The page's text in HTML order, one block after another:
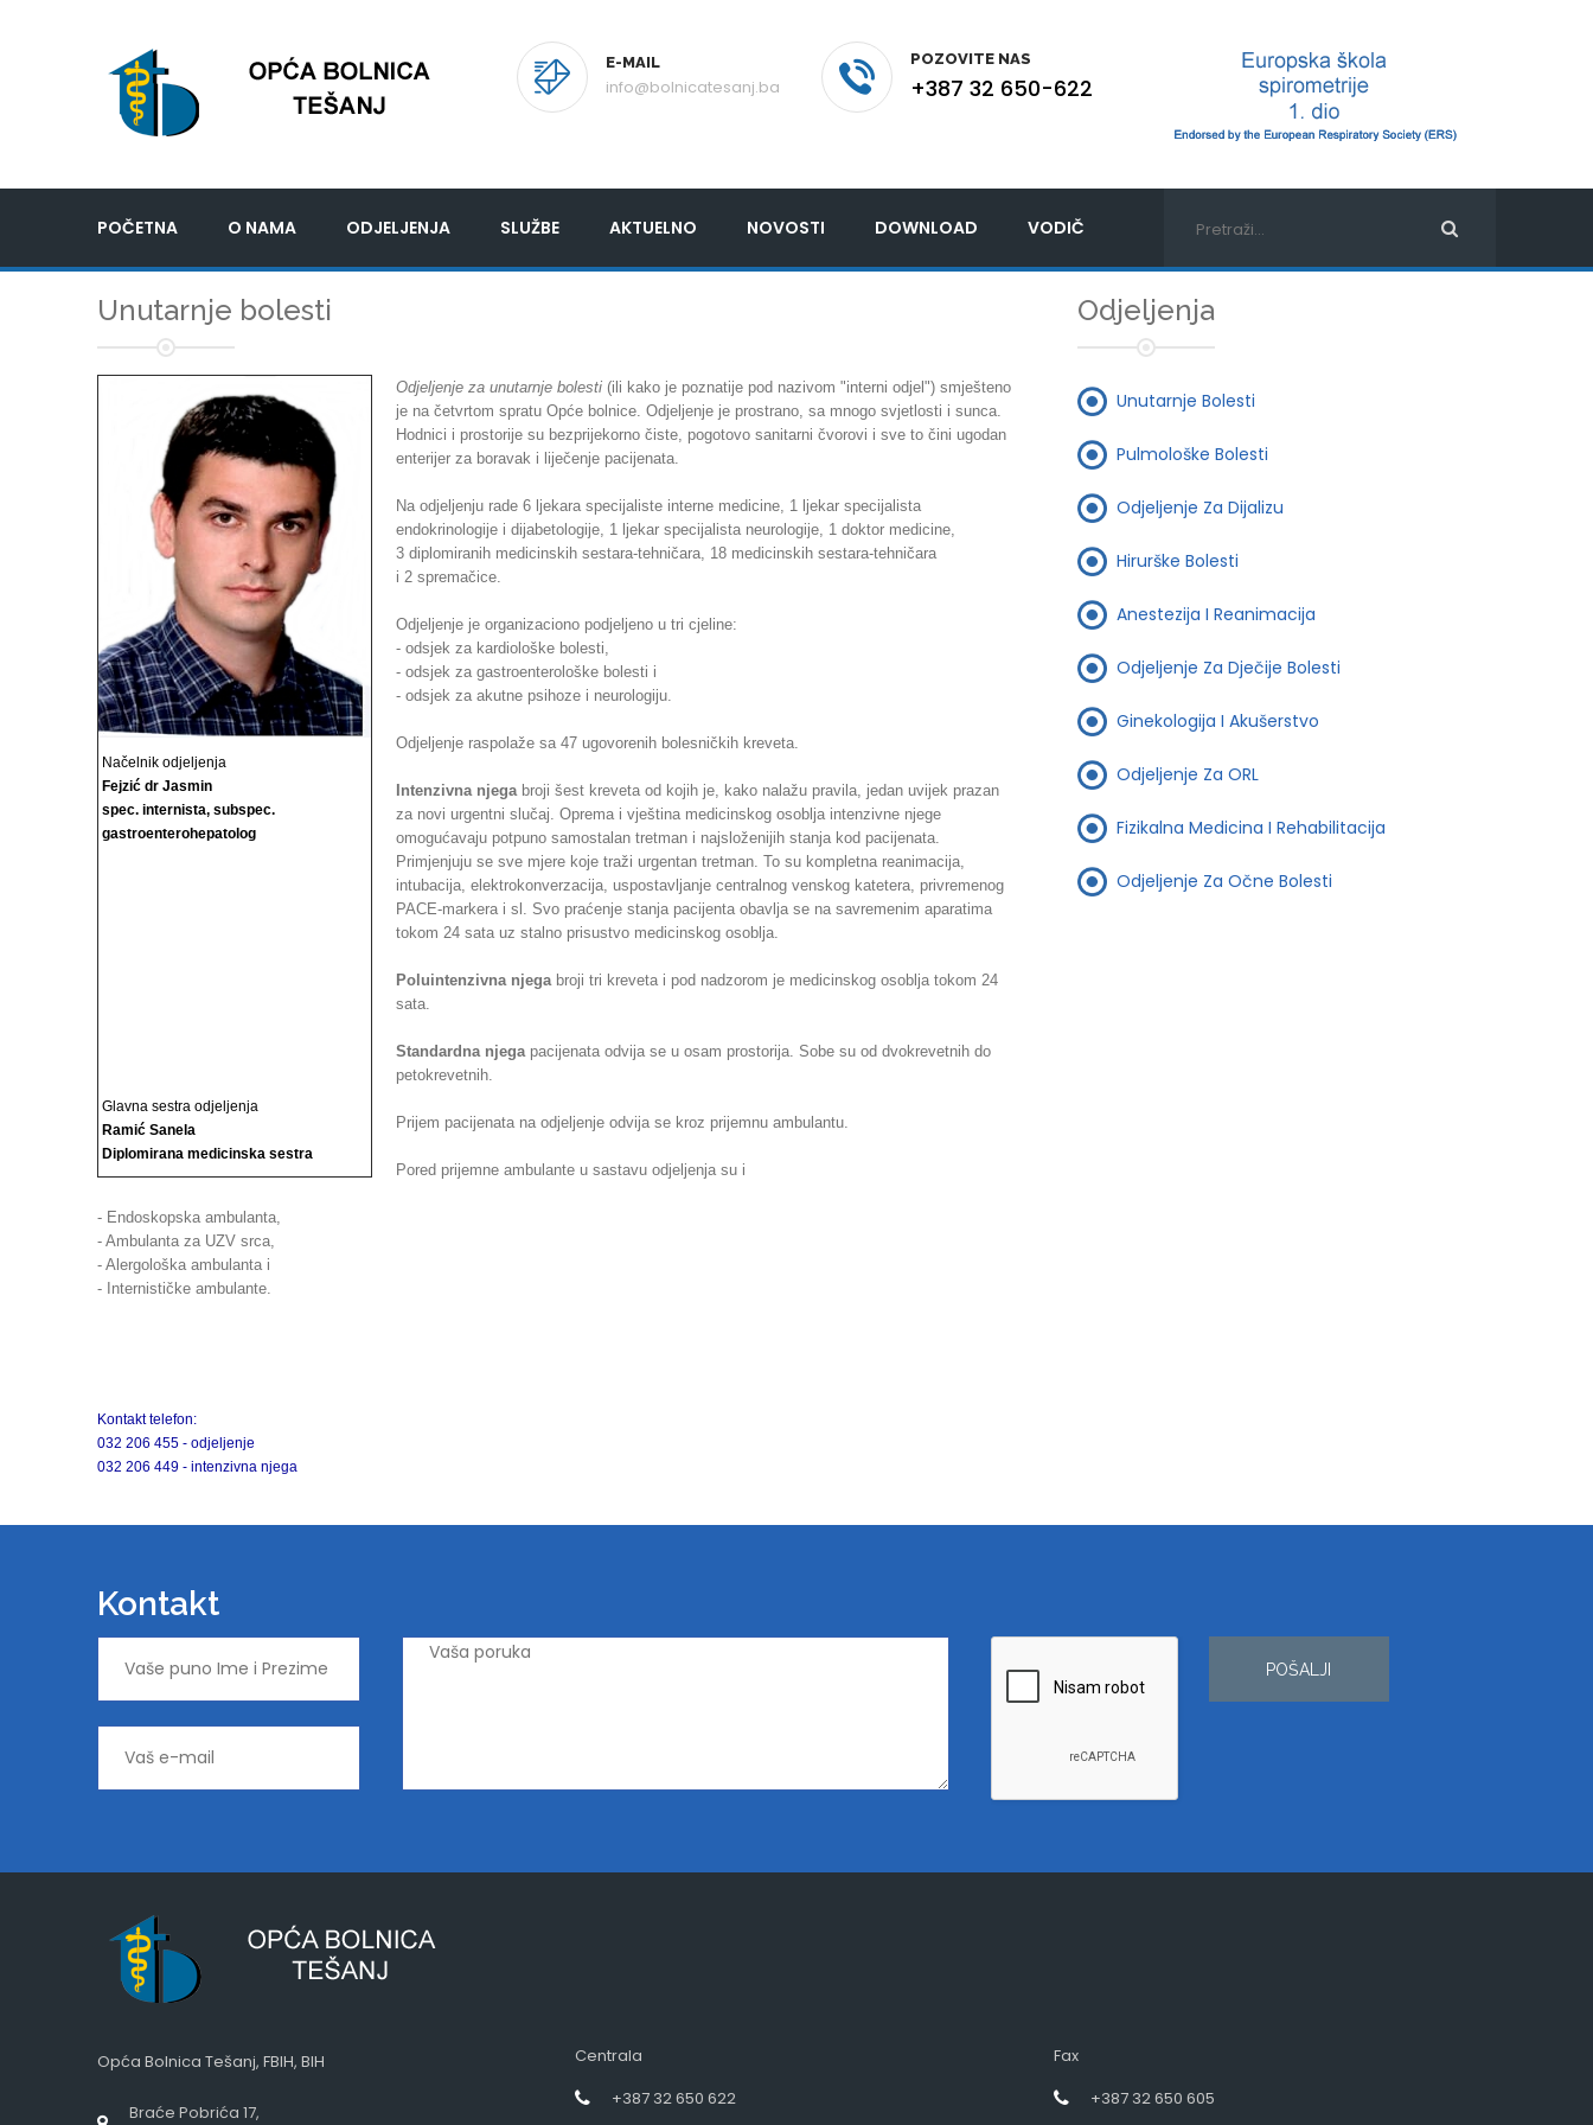
E-MAIL
info@bolnicatesanj.ba
POZOVITE NAS
+387 32 650-622
POČETNA O NAMA ODJELJENJA SLUŽBE AKTUELNO NOVOSTI DOWNLOAD VODIČ
Unutarnje bolesti
Načelnik odjeljenja
Fejzić dr Jasmin
spec. internista, subspec.
gastroenterohepatolog
Glavna sestra odjeljenja
Ramić Sanela
Diplomirana medicinska sestra
Odjeljenje za unutarnje bolesti (ili kako je poznatije pod nazivom "interni odjel") smješteno
je na četvrtom spratu Opće bolnice. Odjeljenje je prostrano, sa mnogo svjetlosti i sunca.
Hodnici i prostorije su bezprijekorno čiste, pogotovo sanitarni čvorovi i sve to čini ugodan
enterijer za boravak i liječenje pacijenata.
Na odjeljenju rade 6 ljekara specijaliste interne medicine, 1 ljekar specijalista
endokrinologije i dijabetologije, 1 ljekar specijalista neurologije, 1 doktor medicine,
3 diplomiranih medicinskih sestara-tehničara, 18 medicinskih sestara-tehničara
i 2 spremačice.
Odjeljenje je organizaciono podjeljeno u tri cjeline:
- odsjek za kardiološke bolesti,
- odsjek za gastroenterološke bolesti i
- odsjek za akutne psihoze i neurologiju.
Odjeljenje raspolaže sa 47 ugovorenih bolesničkih kreveta.
Intenzivna njegabroji šest kreveta od kojih je, kako nalažu pravila, jedan uvijek prazan
za novi urgentni slučaj. Oprema i vještina medicinskog osoblja intenzivne njege
omogućavaju potpuno samostalan tretman i najsloženijih stanja kod pacijenata.
Primjenjuju se sve mjere koje traži urgentan tretman. To su kompletna reanimacija,
intubacija, elektrokonverzacija, uspostavljanje centralnog venskog katetera, privremenog
PACE-markera i sl. Svo praćenje stanja pacijenta obavlja se na savremenim aparatima
tokom 24 sata uz stalno prisustvo medicinskog osoblja.
Poluintenzivna njegabroji tri kreveta i pod nadzorom je medicinskog osoblja tokom 24
sata.
Standardna njegapacijenata odvija se u osam prostorija. Sobe su od dvokrevetnih do
petokrevetnih.
Prijem pacijenata na odjeljenje odvija se kroz prijemnu ambulantu.
Pored prijemne ambulante u sastavu odjeljenja su i
- Endoskopska ambulanta,
- Ambulanta za UZV srca,
- Alergološka ambulanta i
- Internističke ambulante.
Kontakt telefon:
032 206 455 - odjeljenje
032 206 449 - intenzivna njega
Odjeljenja
Unutarnje Bolesti
Pulmološke Bolesti
Odjeljenje Za Dijalizu
Hirurške Bolesti
Anestezija I Reanimacija
Odjeljenje Za Dječije Bolesti
Ginekologija I Akušerstvo
Odjeljenje Za ORL
Fizikalna Medicina I Rehabilitacija
Odjeljenje Za Očne Bolesti
Kontakt
POŠALJI
Opća Bolnica Tešanj, FBIH, BIH
Braće Pobrića 17,
Centrala
+387 32 650 622
Fax
+387 32 650 605